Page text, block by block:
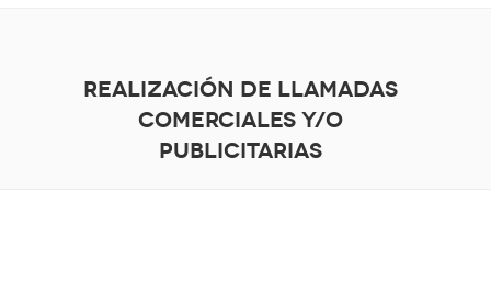
Realización de llamadas
comerciales y/o
publicitarias